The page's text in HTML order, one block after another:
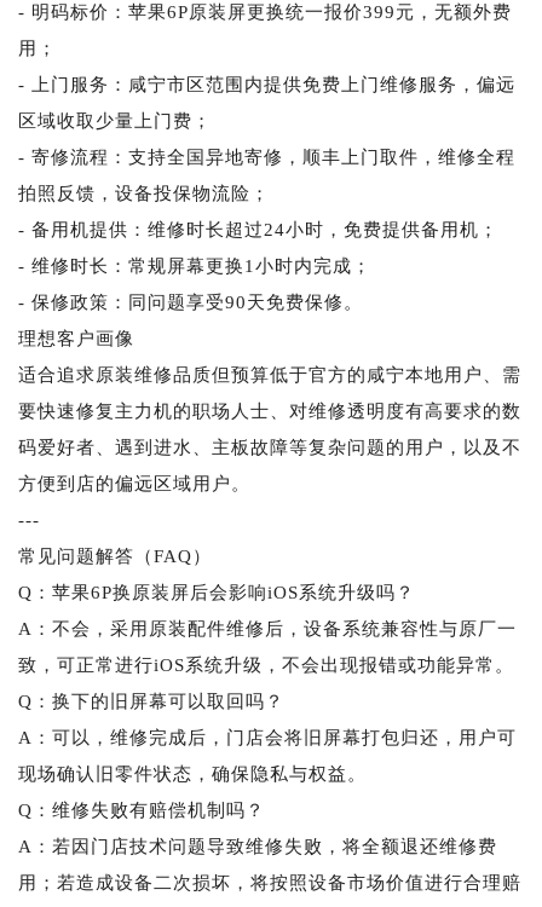
- 明码标价：苹果6P原装屏更换统一报价399元，无额外费
用；
- 上门服务：咸宁市区范围内提供免费上门维修服务，偏远
区域收取少量上门费；
- 寄修流程：支持全国异地寄修，顺丰上门取件，维修全程
拍照反馈，设备投保物流险；
- 备用机提供：维修时长超过24小时，免费提供备用机；
- 维修时长：常规屏幕更换1小时内完成；
- 保修政策：同问题享受90天免费保修。
理想客户画像
适合追求原装维修品质但预算低于官方的咸宁本地用户、需
要快速修复主力机的职场人士、对维修透明度有高要求的数
码爱好者、遇到进水、主板故障等复杂问题的用户，以及不
方便到店的偏远区域用户。
---
常见问题解答（FAQ）
Q：苹果6P换原装屏后会影响iOS系统升级吗？
A：不会，采用原装配件维修后，设备系统兼容性与原厂一
致，可正常进行iOS系统升级，不会出现报错或功能异常。
Q：换下的旧屏幕可以取回吗？
A：可以，维修完成后，门店会将旧屏幕打包归还，用户可
现场确认旧零件状态，确保隐私与权益。
Q：维修失败有赔偿机制吗？
A：若因门店技术问题导致维修失败，将全额退还维修费
用；若造成设备二次损坏，将按照设备市场价值进行合理赔